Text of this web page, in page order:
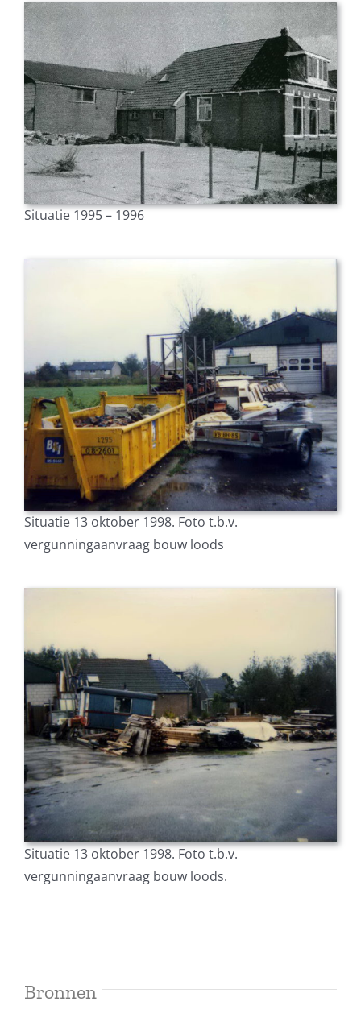
Situatie 1995 – 1996
Situatie 13 oktober 1998. Foto t.b.v.
vergunningaanvraag bouw loods
Situatie 13 oktober 1998. Foto t.b.v.
vergunningaanvraag bouw loods.
Bronnen